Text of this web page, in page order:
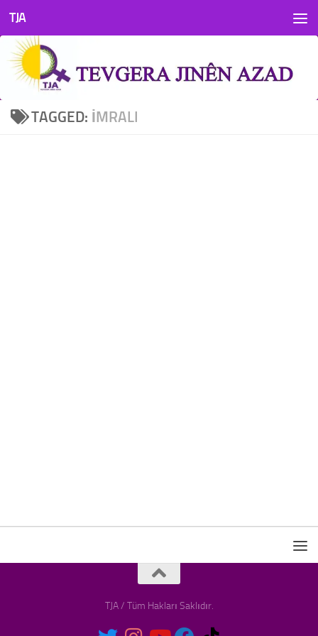
Skip to content
TJA
TAGGED: IMRALI
TJA / Tüm Hakları Saklıdır.